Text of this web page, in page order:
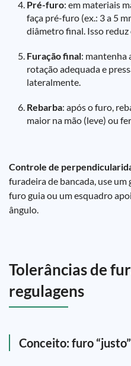
Pré-furo: em materiais
faça pré-furo (ex.: 3 a 5
diâmetro final. Isso
Furação final: mantenha
rotação adequada e
lateralmente.
Rebarba: após o furo,
maior na mão (leve) ou
Controle de
furadeira de bancada, use
furo guia ou um esquadro
ângulo.
Tolerâncias de
regulagens
Conceito: furo